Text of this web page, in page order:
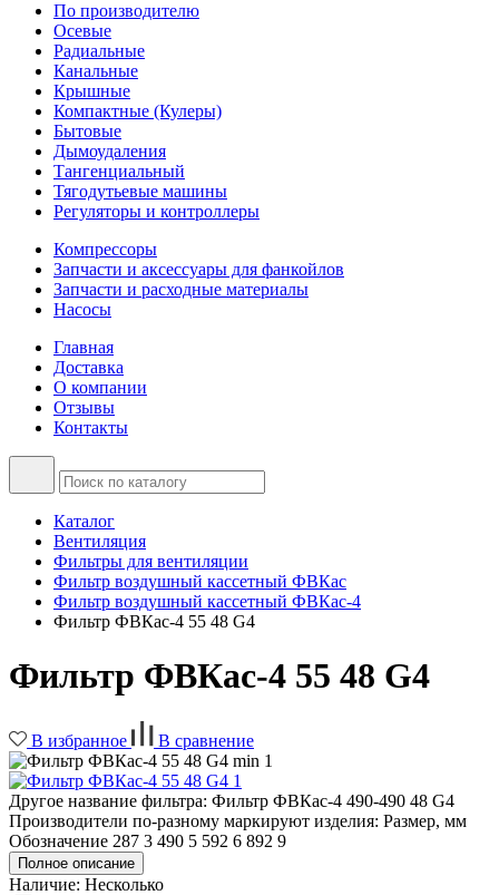
По производителю
Осевые
Радиальные
Канальные
Крышные
Компактные (Кулеры)
Бытовые
Дымоудаления
Тангенциальный
Тягодутьевые машины
Регуляторы и контроллеры
Компрессоры
Запчасти и аксессуары для фанкойлов
Запчасти и расходные материалы
Насосы
Главная
Доставка
О компании
Отзывы
Контакты
Каталог
Вентиляция
Фильтры для вентиляции
Фильтр воздушный кассетный ФВКас
Фильтр воздушный кассетный ФВКас-4
Фильтр ФВКас-4 55 48 G4
Фильтр ФВКас-4 55 48 G4
В избранное В сравнение
Другое название фильтра: Фильтр ФВКас-4 490-490 48 G4
Производители по-разному маркируют изделия: Размер, мм
Обозначение 287 3 490 5 592 6 892 9
Полное описание
Наличие: Несколько